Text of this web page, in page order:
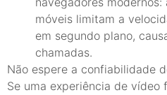
móveis limitam a
em segundo plano,
chamadas.
Não espere a confiabilidade
Se uma experiência de vídeo